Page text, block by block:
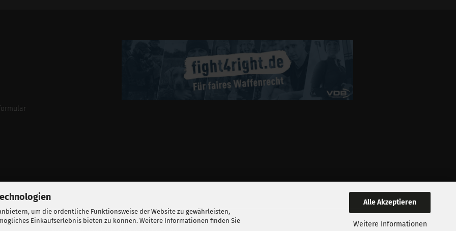
um die ordentliche Funktionsweise der Website zu gewährleisten,
Einkaufserlebnis bieten zu können. Weitere Informationen finden Sie
Alle Akzeptieren
Weitere Informationen
BALLISTIKSCHUPPEN 2026.